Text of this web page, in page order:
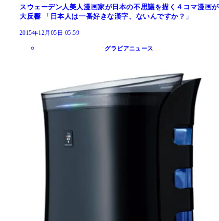
スウェーデン人美人漫画家が日本の不思議を描く４コマ漫画が
大反響 「日本人は一番好きな漢字、ないんですか？」
2015年12月05日 05:59
グラビアニュース